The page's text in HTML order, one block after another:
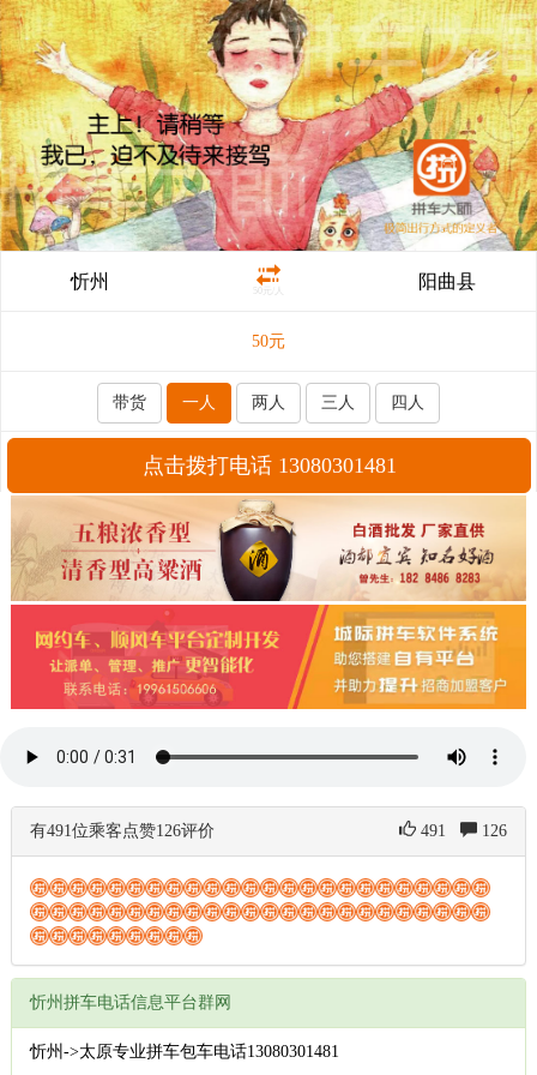
忻州 50元/人 阳曲县
50元
带货 一人 两人 三人 四人
点击拨打电话 13080301481
有491位乘客点赞126评价 491 126
忻州拼车电话信息平台群网
忻州->太原专业拼车包车电话13080301481